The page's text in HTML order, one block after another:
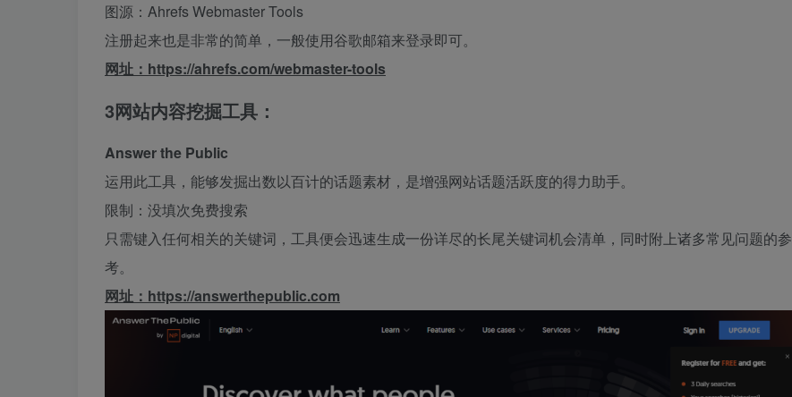
图源：Ahrefs Webmaster Tools
注册起来也是非常的简单，一般使用谷歌邮箱来登录即可。
网址：https://ahrefs.com/webmaster-tools
3网站内容挖掘工具：
Answer the Public
运用此工具，能够发掘出数以百计的话题素材，是增强网站话题活跃度的得力助手。
限制：没填次免费搜索
只需键入任何相关的关键词，工具便会迅速生成一份详尽的长尾关键词机会清单，同时附上诸多常见问题的参
考。
网址：https://answerthepublic.com